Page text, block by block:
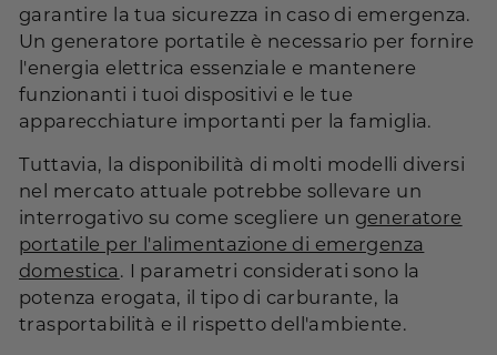
garantire la tua sicurezza in caso di emergenza.
Un generatore portatile è necessario per fornire
l'energia elettrica essenziale e mantenere
funzionanti i tuoi dispositivi e le tue
apparecchiature importanti per la famiglia.
Tuttavia, la disponibilità di molti modelli diversi
nel mercato attuale potrebbe sollevare un
interrogativo su come scegliere un generatore
portatile per l'alimentazione di emergenza
domestica . I parametri considerati sono la
potenza erogata, il tipo di carburante, la
trasportabilità e il rispetto dell'ambiente.